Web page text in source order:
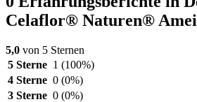
Celaflor® Naturen®
5,0 von 5 Sternen
5 Sterne 1 (100%)
4 Sterne 0 (0%)
3 Sterne 0 (0%)